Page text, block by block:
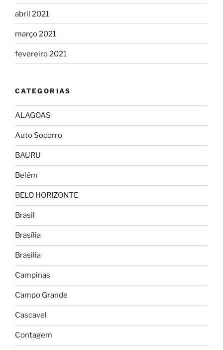
abril 2021
março 2021
fevereiro 2021
CATEGORIAS
ALAGOAS
Auto Socorro
BAURU
Belém
BELO HORIZONTE
Brasil
Brasília
Brasilia
Campinas
Campo Grande
Cascavel
Contagem